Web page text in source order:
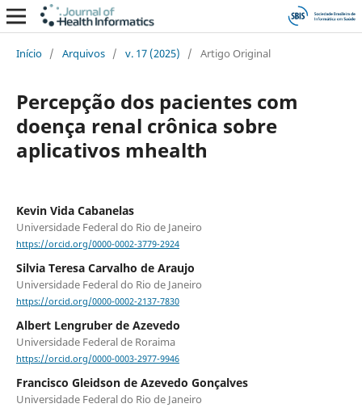
Início / Arquivos / v. 17 (2025) / Artigo Original
Percepção dos pacientes com
doença renal crônica sobre
aplicativos mhealth
Kevin Vida Cabanelas
Universidade Federal do Rio de Janeiro
https://orcid.org/0000-0002-3779-2924
Silvia Teresa Carvalho de Araujo
Universidade Federal do Rio de Janeiro
https://orcid.org/0000-0002-2137-7830
Albert Lengruber de Azevedo
Universidade Federal de Roraima
https://orcid.org/0000-0003-2977-9946
Francisco Gleidson de Azevedo Gonçalves
Universidade Federal do Rio de Janeiro